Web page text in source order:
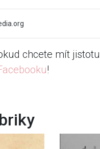
chcete mít
!